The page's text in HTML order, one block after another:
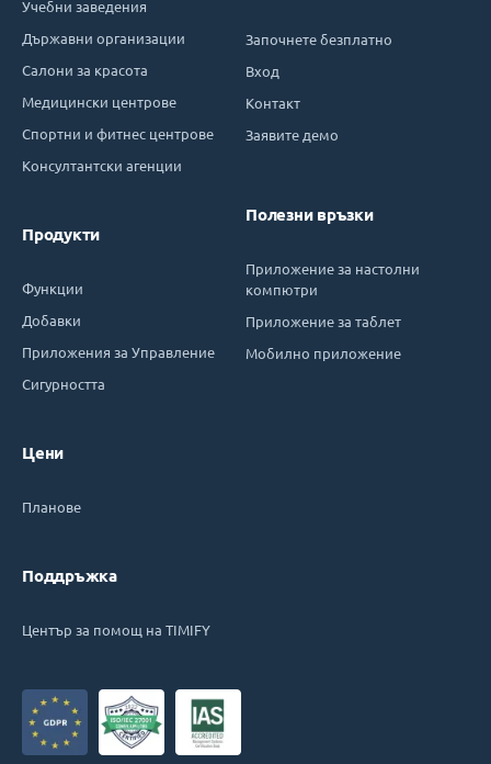
Учебни заведения
Държавни организации
Салони за красота
Медицински центрове
Спортни и фитнес центрове
Консултантски агенции
Продукти
Функции
Добавки
Приложения за Управление
Сигурността
Цени
Планове
Поддръжка
Център за помощ на TIMIFY
Започнете безплатно
Вход
Контакт
Заявите демо
Полезни връзки
Приложение за настолни
компютри
Приложение за таблет
Мобилно приложение